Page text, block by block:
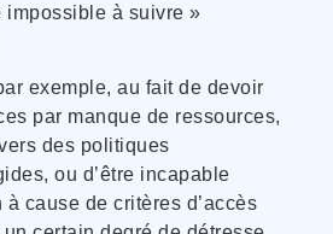
impossible à suivre »
exemple, au fait de devoir
par manque de ressources,
des politiques
ou d’être incapable
à cause de critères d’accès